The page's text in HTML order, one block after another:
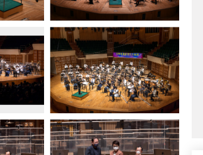
09/2026 - 02/2027
外展音乐短期课程 (候补中签名单)